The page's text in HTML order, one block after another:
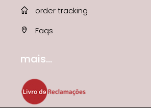
order tracking
Faqs
mais...